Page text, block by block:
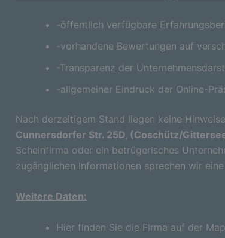
-öffentlich verfügbare
-vorhandene Bewertungen auf
-Transparenz der
-allgemeiner Eindruck der Online-
Nach derzeitigem Stand liegen keine
Cunnersdorfer Str. 25D, (Coschütz/
Scheinfirma oder ein betrügerisches
zugänglichen Informationen sprechen wir
Weitere Daten:
Hier finden Sie die Firma auf der